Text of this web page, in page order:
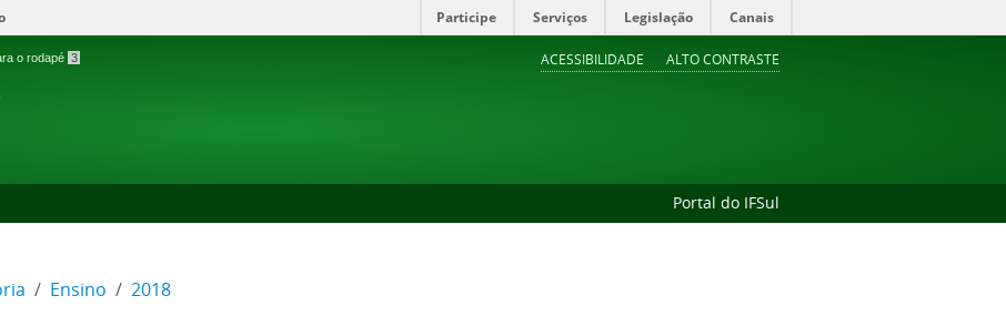
Participe Serviços Legislação Canais
o rodapé 3 ACESSIBILIDADE ALTO CONTRASTE
Portal do IFSul
Ensino 2018